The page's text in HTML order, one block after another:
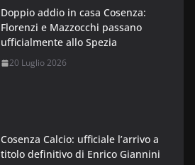
Doppio addio in casa Cosenza:
Florenzi e Mazzocchi passano
ufficialmente allo Spezia
20 Luglio 2026
Cosenza Calcio: ufficiale l’arrivo a
titolo definitivo di Enrico Giannini